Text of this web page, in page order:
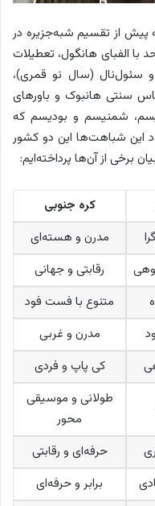
از تقسیم شبه‌جزیره در
واحد با الفبای هانگول، تعطیلات
(سال نو قمری)،
سنتی هانبوک و باورهای
شمنیسم و بودیسم که
این شباهت‌ها این دو کشور
برخی از آن‌ها پرداخته‌ایم:
کره جنوبی
مدرن و هسته‌ای
رقابتی و جهانی
متنوع با فست فود
مدرن و غربی
کی پاپ و فردی
طولانی و موسیقی
محور
حرفه‌ای و رقابتی
برابر و حرفه‌ای